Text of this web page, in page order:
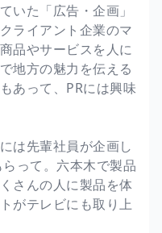
いた「広告・企画」
ライアント企業のマ
品やサービスを人に
地方の魅力を伝える
あって、PRには興味
は先輩社員が企画し
って。六本木で製品
さんの人に製品を体
がテレビにも取り上